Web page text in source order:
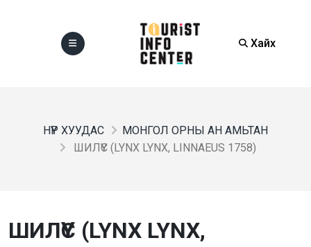
Хайх
НҮҮР ХУУДАС
МОНГОЛ ОРНЫ АН АМЬТАН
ШИЛҮҮС (LYNX LYNX, LINNAEUS 1758)
ШИЛҮҮС (LYNX LYNX,